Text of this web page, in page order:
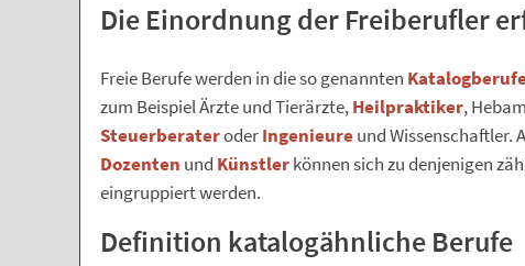
Die Einordnung der Freiberufler
Freie Berufe werden in die so genannten
zum Beispiel Ärzte und Tierärzte,Heilpraktiker,
SteuerberateroderIngenieureund Wissenschaftler.
Dozenten und Künstlerkönnen sich zu denjenigen
eingruppiert werden.
Definition katalogähnliche Berufe